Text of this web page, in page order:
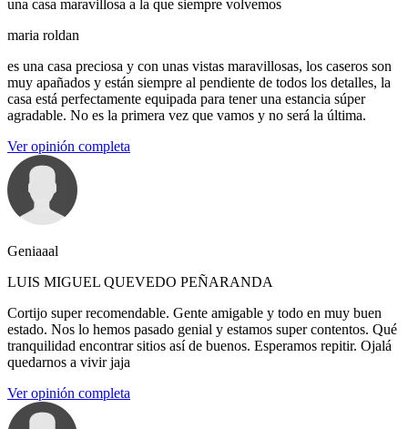
una casa maravillosa a la que siempre volvemos
maria roldan
es una casa preciosa y con unas vistas maravillosas, los caseros son
muy apañados y están siempre al pendiente de todos los detalles, la
casa está perfectamente equipada para tener una estancia súper
agradable. No es la primera vez que vamos y no será la última.
Ver opinión completa
Geniaaal
LUIS MIGUEL QUEVEDO PEÑARANDA
Cortijo super recomendable. Gente amigable y todo en muy buen
estado. Nos lo hemos pasado genial y estamos super contentos. Qué
tranquilidad encontrar sitios así de buenos. Esperamos repitir. Ojalá
quedarnos a vivir jaja
Ver opinión completa